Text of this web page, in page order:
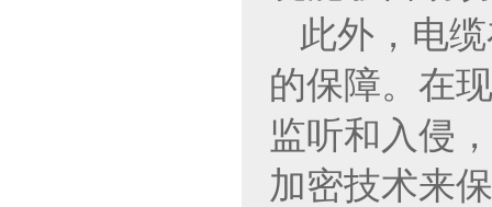
此外，电
的保障。在
监听和入侵
加密技术来